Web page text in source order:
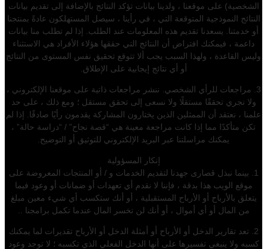
الشخصية) على موقعنا ، ولدينا بيانات تؤكد النتائج بالإضافة إلى تقديم بيانات
النتائج النموذجية المتوقعة التي ، في رأينا ، سيصل المستهلكون عادةً بمنتجنا
أو خدمتنا. يسعدنا تقديم هذه المعلومات عند الطلب. إذا لم تطلب منا بيانات
داعمة ، فيمكنك افتراض أن النتائج التي حققها هؤلاء الأفراد هي الاستثناء
وليس القاعدة ، ولهذا السبب يجب ألا تتوقع تحقيق نفس المستوى من النتائج
أو أي نتائج إيجابية على الإطلاق.
3. مراجعات للرأي الشخصي. ننشر مراجعات ذاتية على موقعنا الإلكتروني ،
ولا نجري تحققًا مستقلًا ولا نسعى إلى تحقق مستقل ؛ ومع ذلك ، على حد
علمنا ، نعتقد أن الممثلين الذين يختارون المشاركة يقدمون رأيًا صادقًا. إذا لم
تكن متأكدًا مما إذا كانت مراجعة معينة هي “قصة نجاح” / “دراسة حالة” ،
يمكنك مراسلتنا عبر البريد الإلكتروني للتوثيق أو التوضيح.
إنكار المسؤولية
1. بينما نبذل قصارى جهدنا لتقديم الخدمات و / أو المنتجات المعروضة على
موقع الويب هذا بدقة ، فإننا لا نقدم أي تعهدات أو ضمانات أو وعود فيما
يتعلق بالأرباح أو الأرباح المستقبلية ، أو أنك ستكسب أي شيء معين مبلغ
من المال أو أي أموال ، أو أنك لن تخسر المال عندما تكمل برامجنا ..
2. تعد تقارير الدخل أو الأرباح أو أمثلة الدخل أو الأرباح تقديرات لما يمكنك
كسبه ولا ينبغي تفسيرها على أنها الدخل الفعلي الذي تكسبه ؛ لا توجد وعود